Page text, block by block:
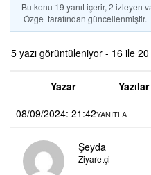
Bu konu 19 yanıt içerir, 2 izleyen
Özge tarafından güncellenmiştir.
5 yazı görüntüleniyor - 16 ile
Yazar
Yazılar
08/09/2024: 21:42YANITLA
Şeyda
Ziyaretçi